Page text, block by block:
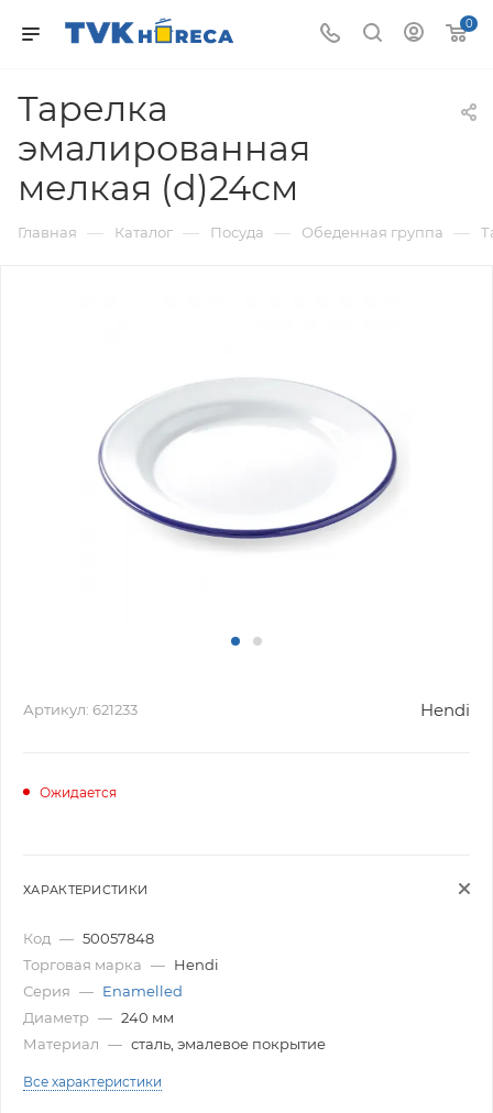
0
Тарелка
эмалированная
мелкая (d)24см
Главная — Каталог — Посуда — Обеденная группа —
Артикул: 621233 Hendi
Ожидается
ХАРАКТЕРИСТИКИ
Код — 50057848
Торговая марка — Hendi
Серия — Enamelled
Диаметр — 240 мм
Материал — сталь, эмалевое покрытие
Все характеристики